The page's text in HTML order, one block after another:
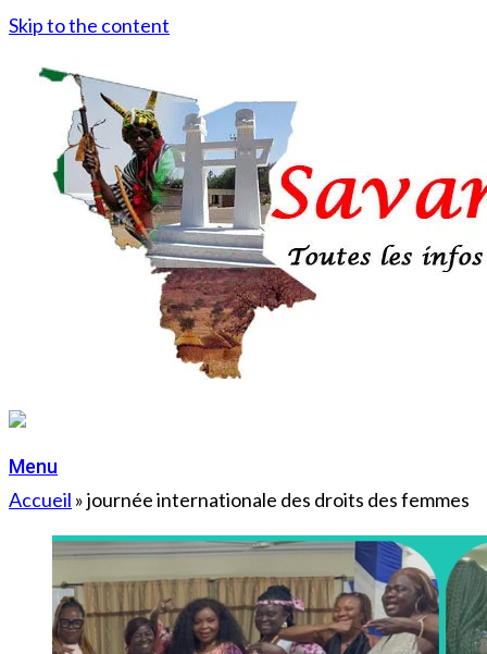
Skip to the content
Menu
Accueil »journée internationale des droits des femmes